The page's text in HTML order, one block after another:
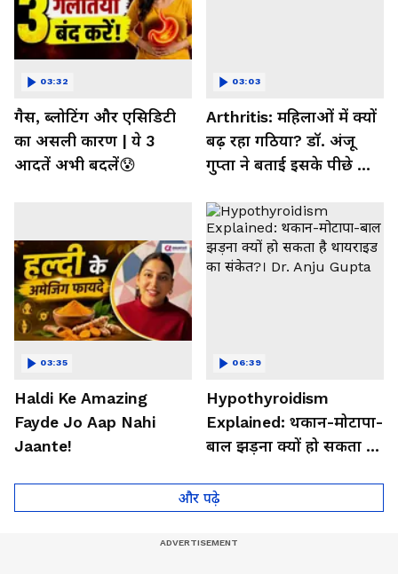
गैस, ब्लोटिंग और एसिडिटी
का असली कारण | ये 3
आदतें अभी बदलें😰
03:32
Arthritis: महिलाओं में क्यों
बढ़ रहा गठिया? डॉ. अंजू
गुप्ता ने बताई इसके पीछे की
03:03
Haldi Ke Amazing
Fayde Jo Aap Nahi
Jaante!
03:35
Hypothyroidism
Explained: थकान-मोटापा-
बाल झड़ना क्यों हो सकता है
Anju Gupta
06:39
और पढ़े